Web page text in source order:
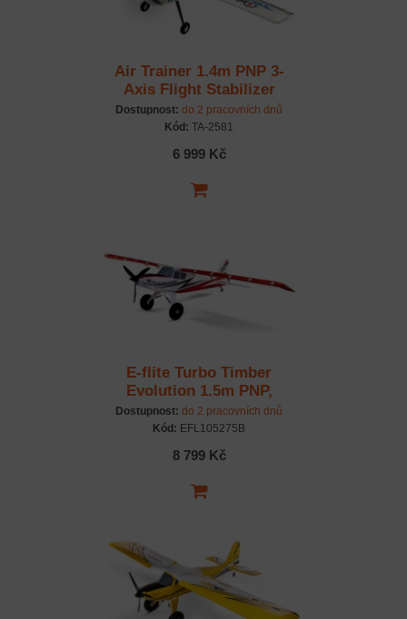
Air Trainer 1.4m PNP 3-
Axis Flight Stabilizer
Dostupnost: do 2 pracovních dnů
Kód: TA-2581
6 999 Kč
E-flite Turbo Timber
Evolution 1.5m PNP,
plováky
Dostupnost: do 2 pracovních dnů
Kód: EFL105275B
8 799 Kč